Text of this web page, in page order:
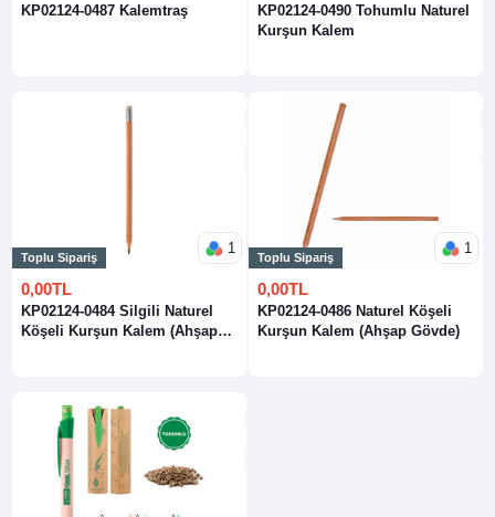
KP02124-0487 Kalemtraş
KP02124-0490 Tohumlu Naturel
Kurşun Kalem
Toplu Sipariş
1
0,00TL
KP02124-0484 Silgili Naturel
Köşeli Kurşun Kalem (Ahşap
Toplu Sipariş
1
0,00TL
KP02124-0486 Naturel Köşeli
Kurşun Kalem (Ahşap Gövde)